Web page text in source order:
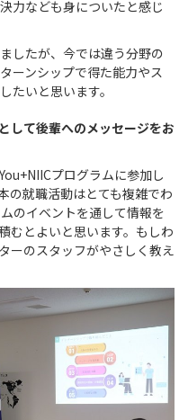
力なども身についたと感じ
したが、今では違う分野の
ーンシップで得た能力やス
たいと思います。
して後輩へのメッセージをお
You+NIICプログラムに参加し
の就職活動はとても複雑でわ
のイベントを通して情報を
むとよいと思います。もしわ
ーのスタッフがやさしく教え